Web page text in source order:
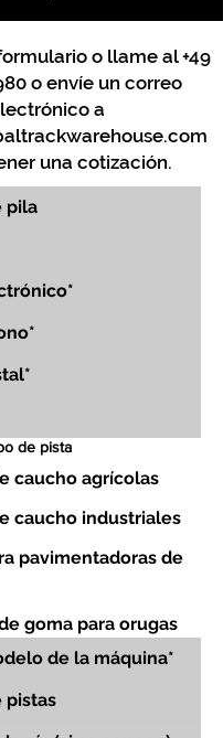
o llame al+49
o envíe un correo
a
una cotización.
de pista
caucho agrícolas
caucho industriales
pavimentadoras de
goma para orugas